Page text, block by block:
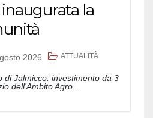
la
2026 ATTUALITÀ
di Jalmicco: investimento da 3
dell'Ambito Agro...